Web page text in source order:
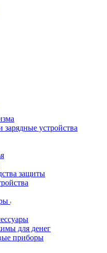
устройства
защиты
для денег
приборы